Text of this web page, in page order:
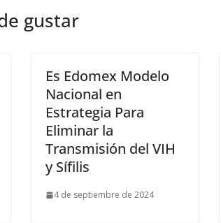
gustar
Es Edomex Modelo
Nacional en
Estrategia Para
Eliminar la
Transmisión del VIH
y Sífilis
4 de septiembre de 2024